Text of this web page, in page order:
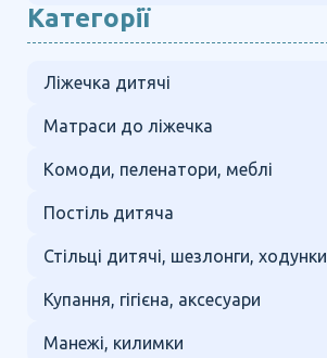
Категорії
Ліжечка дитячі
Матраси до ліжечка
Комоди, пеленатори, меблі
Постіль дитяча
Стільці дитячі, шезлонги, ходунки
Купання, гігієна, аксесуари
Манежі, килимки